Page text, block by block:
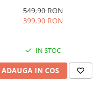
5-15°C, display LED, control
touch, Gri
549,90 RON
399,90 RON
IN STOC
ADAUGA IN COS